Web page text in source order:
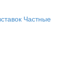
Частные